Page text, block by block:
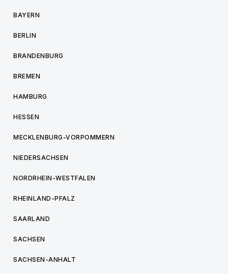
BAYERN
BERLIN
BRANDENBURG
BREMEN
HAMBURG
HESSEN
MECKLENBURG-VORPOMMERN
NIEDERSACHSEN
NORDRHEIN-WESTFALEN
RHEINLAND-PFALZ
SAARLAND
SACHSEN
SACHSEN-ANHALT